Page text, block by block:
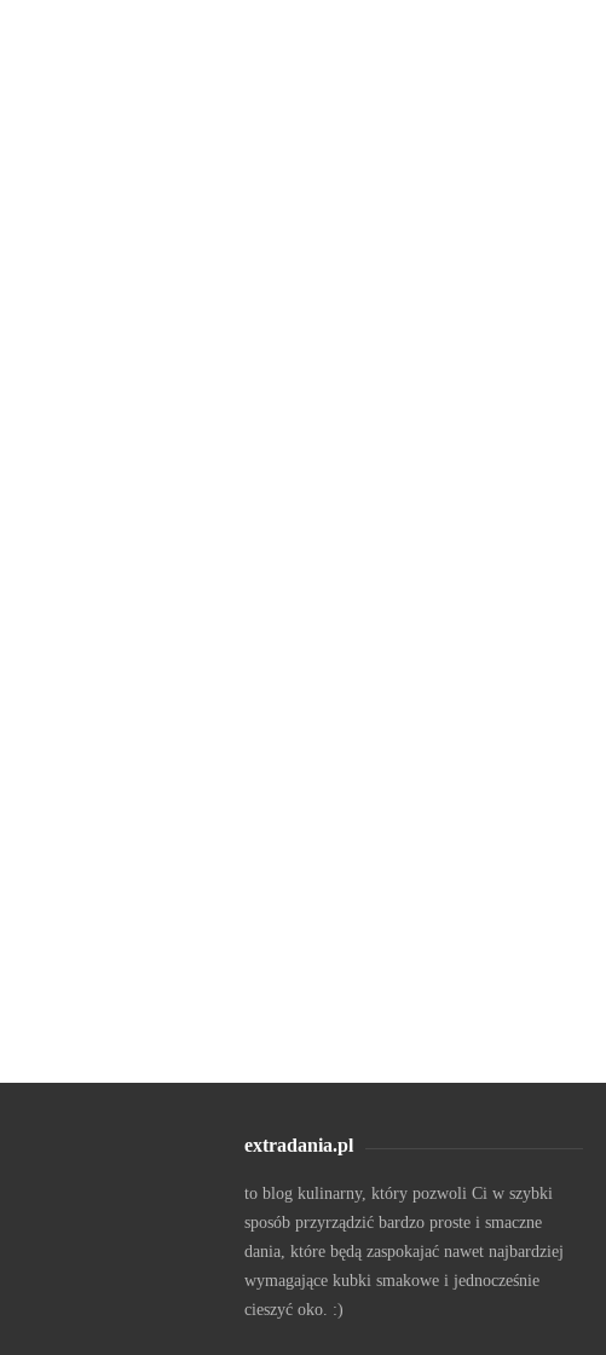
extradania.pl
to blog kulinarny, który pozwoli Ci w szybki
sposób przyrządzić bardzo proste i smaczne
dania, które będą zaspokajać nawet najbardziej
wymagające kubki smakowe i jednocześnie
cieszyć oko. :)